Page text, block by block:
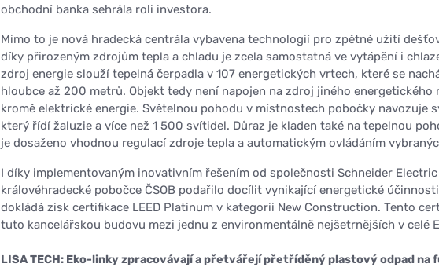
obchodní banka sehrála roli investora.
Mimo to je nová hradecká centrála vybavena technologií pro zpětné užití
díky přirozeným zdrojům tepla a chladu je zcela samostatná ve vytápění i
zdroj energie slouží tepelná čerpadla v 107 energetických vrtech, které se
hloubce až 200 metrů. Objekt tedy není napojen na zdroj jiného energetického
kromě elektrické energie. Světelnou pohodu v místnostech pobočky navozuje
který řídí žaluzie a více než 1 500 svítidel. Důraz je kladen také na tepelnou
je dosaženo vhodnou regulací zdroje tepla a automatickým ovládáním
I díky implementovaným inovativním řešením od společnosti Schneider Electric
královéhradecké pobočce ČSOB podařilo docílit vynikající energetické
dokládá zisk certifikace LEED Platinum v kategorii New Construction. Tento
tuto kancelářskou budovu mezi jednu z environmentálně nejšetrnějších v celé
LISA TECH: Eko-linky zpracovávají a přetvářejí přetříděný plastový odpad na